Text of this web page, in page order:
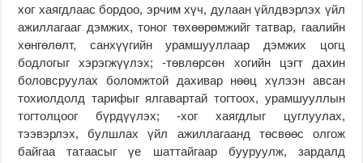
хог хаягдлаас бордоо, эрчим хүч, дулаан үйлдвэрлэх үйл
ажиллагааг дэмжих, тоног төхөөрөмжийг татвар, гаалийн
хөнгөлөлт, санхүүгийн урамшууллаар дэмжих цогц
бодлогыг хэрэгжүүлэх; -төвлөрсөн хогийн цэгт дахин
боловсруулах боломжтой дахивар нөөц хүлээн авсан
тохиолдолд тарифыг ялгавартай тогтоох, урамшууллын
тогтолцоог бүрдүүлэх; -хог хаягдлыг цуглуулах,
тээвэрлэх, булшлах үйл ажиллагаанд төсвөөс олгож
байгаа татаасыг үе шаттайгаар бууруулж, зардалд